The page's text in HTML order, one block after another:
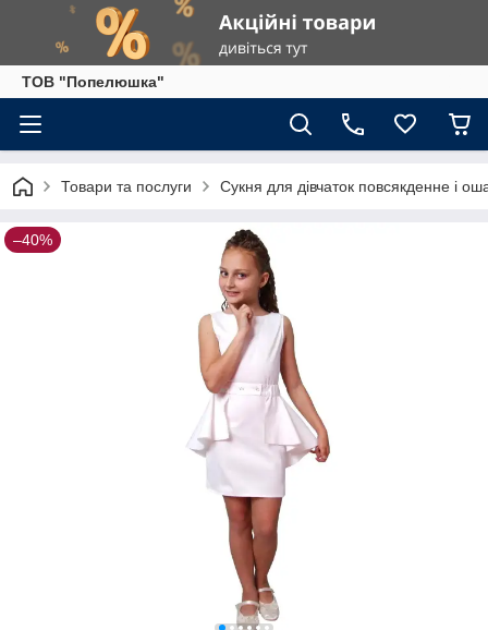
ТОВ "Попелюшка"
Товари та послуги Сукня для дівчаток повсякденне і
–40%